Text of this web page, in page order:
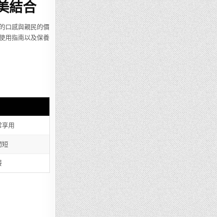
結合
口感與親民的價
用指南以及保養
用
短